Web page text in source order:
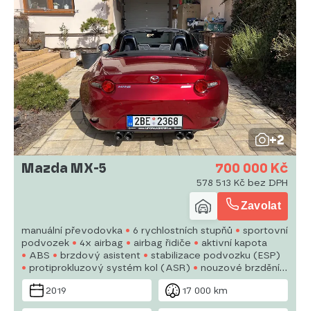
+2
Mazda MX-5
700 000 Kč
578 513 Kč bez DPH
Zavolat
manuální převodovka 6 rychlostních stupňů
sportovní
podvozek
4x airbag airbag řidiče
aktivní kapota
ABS
brzdový asistent
stabilizace podvozku (ESP)
protiprokluzový systém kol (ASR)
nouzové brzdění
(PEBS)
asistent rozjezdu do kopce (HSA)
ukazatel
rychlostního limitu (SLIF)
hlídání jízdního pruhu
mrtvého úhlu
2019 17 000 km